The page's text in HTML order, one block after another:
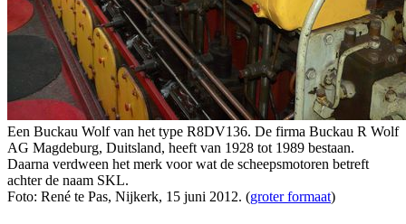
Een Buckau Wolf van het type R8DV136. De firma Buckau R Wolf
AG Magdeburg, Duitsland, heeft van 1928 tot 1989 bestaan.
Daarna verdween het merk voor wat de scheepsmotoren betreft
achter de naam SKL.
Foto: René te Pas, Nijkerk, 15 juni 2012. (groter formaat)